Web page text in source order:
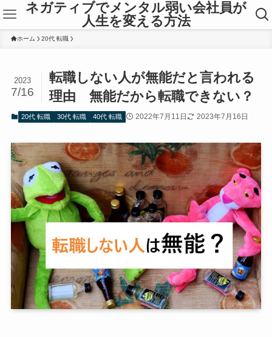
ネガティブでメンタル弱い会社員が
人生を変える方法
ホーム 20代 転職
転職しない人が無能だと言われる
理由 無能だから転職できない？
2023
7/16
20代 転職 30代 転職 40代 転職 2022年7月11日 2023年7月16日